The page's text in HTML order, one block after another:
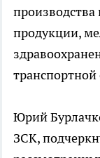
продукции,
Юрий
ЗСК,